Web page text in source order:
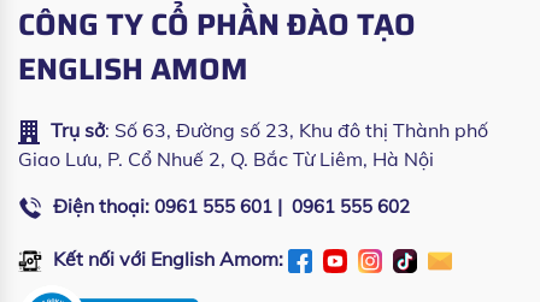
CÔNG TY CỔ PHẦN ĐÀO TẠO
ENGLISH AMOM
Trụ sở: Số 63, Đường số 23, Khu đô thị Thành phố
Giao Lưu, P. Cổ Nhuế 2, Q. Bắc Từ Liêm, Hà Nội
Điện thoại: 0961 555 601 | 0961 555 602
Kết nối với English Amom: